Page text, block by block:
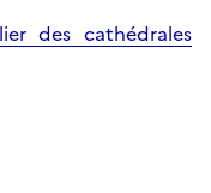
des cathédrales